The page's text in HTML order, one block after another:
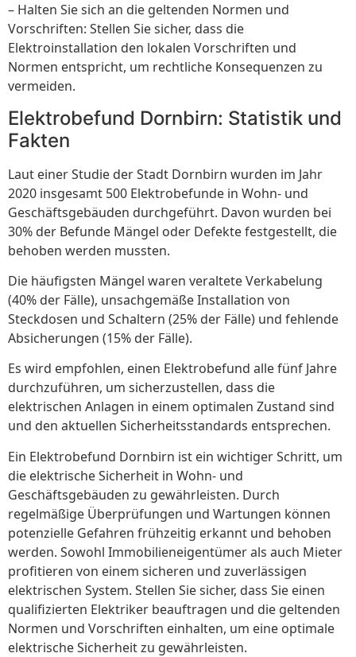
– Halten Sie sich an die geltenden Normen und
Vorschriften: Stellen Sie sicher, dass die
Elektroinstallation den lokalen Vorschriften und
Normen entspricht, um rechtliche Konsequenzen zu
vermeiden.
Elektrobefund Dornbirn: Statistik und
Fakten
Laut einer Studie der Stadt Dornbirn wurden im Jahr
2020 insgesamt 500 Elektrobefunde in Wohn- und
Geschäftsgebäuden durchgeführt. Davon wurden bei
30% der Befunde Mängel oder Defekte festgestellt, die
behoben werden mussten.
Die häufigsten Mängel waren veraltete Verkabelung
(40% der Fälle), unsachgemäße Installation von
Steckdosen und Schaltern (25% der Fälle) und fehlende
Absicherungen (15% der Fälle).
Es wird empfohlen, einen Elektrobefund alle fünf Jahre
durchzuführen, um sicherzustellen, dass die
elektrischen Anlagen in einem optimalen Zustand sind
und den aktuellen Sicherheitsstandards entsprechen.
Ein Elektrobefund Dornbirn ist ein wichtiger Schritt, um
die elektrische Sicherheit in Wohn- und
Geschäftsgebäuden zu gewährleisten. Durch
regelmäßige Überprüfungen und Wartungen können
potenzielle Gefahren frühzeitig erkannt und behoben
werden. Sowohl Immobilieneigentümer als auch Mieter
profitieren von einem sicheren und zuverlässigen
elektrischen System. Stellen Sie sicher, dass Sie einen
qualifizierten Elektriker beauftragen und die geltenden
Normen und Vorschriften einhalten, um eine optimale
elektrische Sicherheit zu gewährleisten.